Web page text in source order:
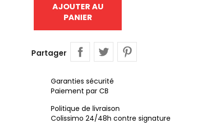
AJOUTER AU
PANIER
Partager
Garanties sécurité
Paiement par CB
Politique de livraison
Colissimo 24/48h contre signature